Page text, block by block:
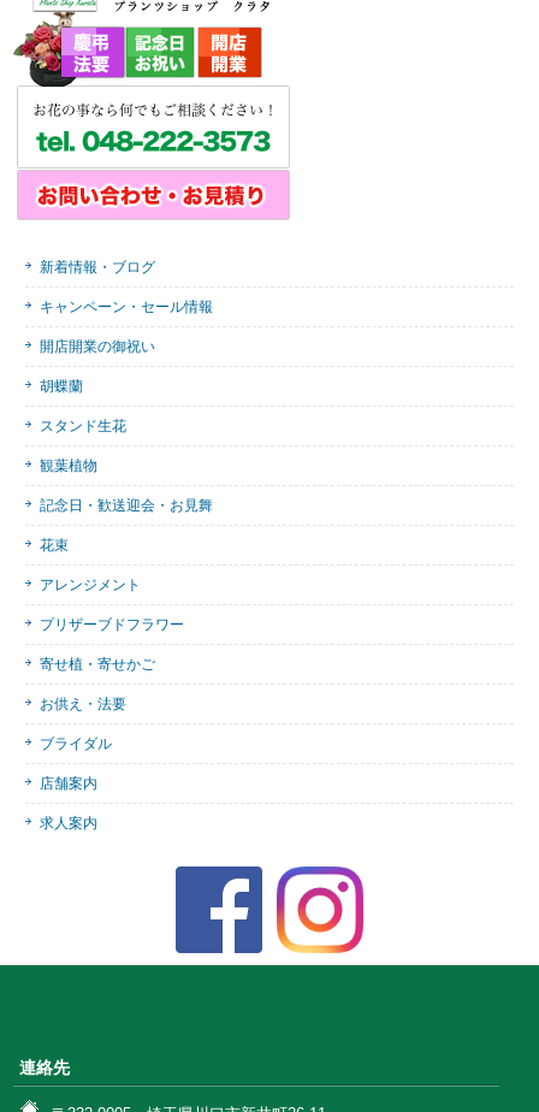
新着情報・ブログ
キャンペーン・セール情報
開店開業の御祝い
胡蝶蘭
スタンド生花
観葉植物
記念日・歓送迎会・お見舞
花束
アレンジメント
プリザーブドフラワー
寄せ植・寄せかご
お供え・法要
ブライダル
店舗案内
求人案内
連絡先